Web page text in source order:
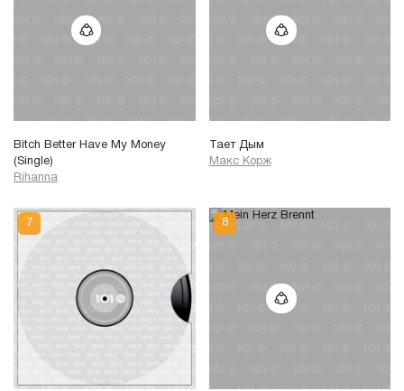
Bitch Better Have My Money
(Single)
Rihanna
Тает Дым
Макс Корж